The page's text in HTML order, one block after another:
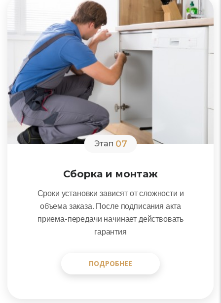
Этап 07
Сборка и монтаж
Сроки установки зависят от сложности и
объема заказа. После подписания акта
приема-передачи начинает действовать
гарантия
ПОДРОБНЕЕ
ПОДРОБНЕЕ